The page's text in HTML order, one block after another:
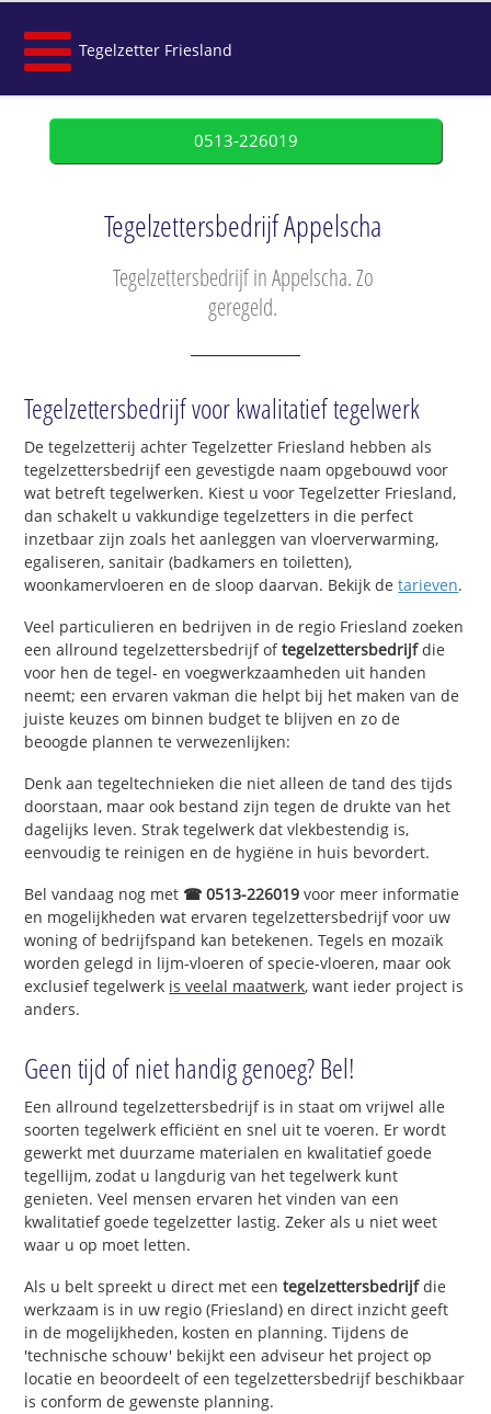
Tegelzetter Friesland
0513-226019
Tegelzettersbedrijf Appelscha
Tegelzettersbedrijf in Appelscha. Zo
geregeld.
Tegelzettersbedrijf voor kwalitatief tegelwerk
De tegelzetterij achter Tegelzetter Friesland hebben als
tegelzettersbedrijf een gevestigde naam opgebouwd voor
wat betreft tegelwerken. Kiest u voor Tegelzetter Friesland,
dan schakelt u vakkundige tegelzetters in die perfect
inzetbaar zijn zoals het aanleggen van vloerverwarming,
egaliseren, sanitair (badkamers en toiletten),
woonkamervloeren en de sloop daarvan. Bekijk detarieven.
Veel particulieren en bedrijven in de regio Friesland zoeken
een allround tegelzettersbedrijf oftegelzettersbedrijfdie
voor hen de tegel- en voegwerkzaamheden uit handen
neemt; een ervaren vakman die helpt bij het maken van de
juiste keuzes om binnen budget te blijven en zo de
beoogde plannen te verwezenlijken:
Denk aan tegeltechnieken die niet alleen de tand des tijds
doorstaan, maar ook bestand zijn tegen de drukte van het
dagelijks leven. Strak tegelwerk dat vlekbestendig is,
eenvoudig te reinigen en de hygiëne in huis bevordert.
Bel vandaag nog met ☎ 0513-226019 voor meer informatie
en mogelijkheden wat ervaren tegelzettersbedrijf voor uw
woning of bedrijfspand kan betekenen. Tegels en mozaïk
worden gelegd in lijm-vloeren of specie-vloeren, maar ook
exclusief tegelwerk is veelal maatwerk, want ieder project is
anders.
Geen tijd of niet handig genoeg? Bel!
Een allround tegelzettersbedrijf is in staat om vrijwel alle
soorten tegelwerk efficiënt en snel uit te voeren. Er wordt
gewerkt met duurzame materialen en kwalitatief goede
tegellijm, zodat u langdurig van het tegelwerk kunt
genieten. Veel mensen ervaren het vinden van een
kwalitatief goede tegelzetter lastig. Zeker als u niet weet
waar u op moet letten.
Als u belt spreekt u direct met eentegelzettersbedrijfdie
werkzaam is in uw regio (Friesland) en direct inzicht geeft
in de mogelijkheden, kosten en planning. Tijdens de
'technische schouw' bekijkt een adviseur het project op
locatie en beoordeelt of een tegelzettersbedrijf beschikbaar
is conform de gewenste planning.